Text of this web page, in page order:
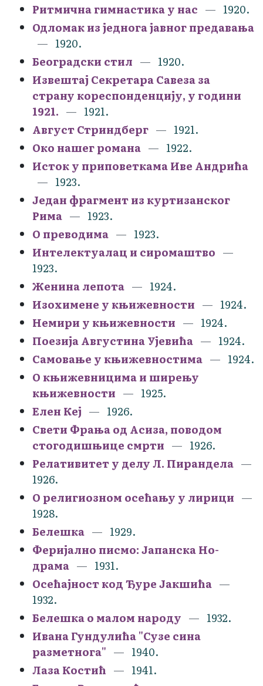
Ритмична гимнастика у нас
1920.
Одломак из једнога јавног предавања
1920.
Београдски стил
1920.
Извештај Секретара Савеза за
страну кореспонденцију, у години
1921.
1921.
Август Стриндберг
1921.
Око нашег романа
1922.
Исток у приповеткама Иве Андрића
1923.
Један фрагмент из куртизанског
Рима
1923.
О преводима
1923.
Интелектуалац и сиромаштво
1923.
Женина лепота
1924.
Изохимене у књижевности
1924.
Немири у књижевности
1924.
Поезија Августина Ујевића
1924.
Самовање у књижевностима
1924.
О књижевницима и ширењу
књижевности
1925.
Елен Кеј
1926.
Свети Фрања од Асиза, поводом
стогодишњице смрти
1926.
Релативитет у делу Л. Пирандела
1926.
О религиозном осећању у лирици
1928.
Белешка
1929.
Феријално писмо: Јапанска Но-
драма
1931.
Осећајност код Ђуре Јакшића
1932.
Белешка о малом народу
1932.
Ивана Гундулића "Сузе сина
разметнога"
1940.
Лаза Костић
1941.